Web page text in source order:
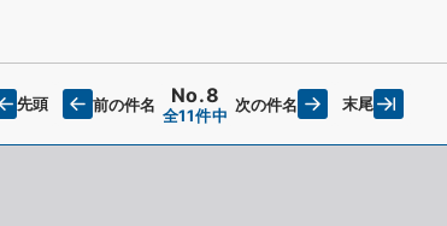
先頭 前の件名 No.8
全11件中
次の件名 末尾